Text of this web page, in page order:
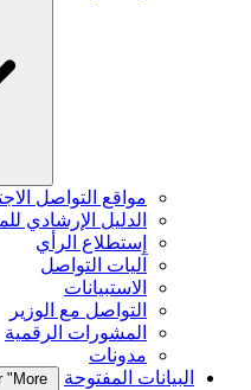
مواقع التواصل
الدليل الإرشادي
إستطلاع الرأي
آليات التواصل
الاستبيانات
التواصل مع الوزير
المشورات الرقمية
مدونات
البيانات المفتوحة